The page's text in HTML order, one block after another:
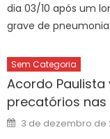
dia 03/10 após um
grave de
Sem Categoria
Acordo
precatórios
Posted
on
3 de dezembro de